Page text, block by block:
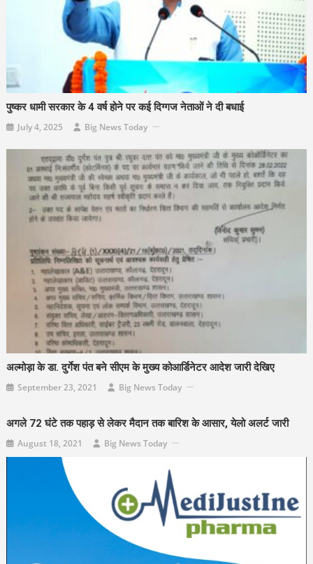
पुष्कर धामी सरकार के 4 वर्ष होने पर कई दिग्गज नेताओं ने दी बधाई
July 4, 2025 Big News Today
अल्मोड़ा के डा. दुर्गेश पंत बने सीएम के मुख्य कोआर्डिनेटर आदेश जारी देखिए
September 23, 2021 Big News Today
अगले 72 घंटे तक पहाड़ से लेकर मैदान तक बारिश के आसार, येलो अलर्ट जारी
August 18, 2021 Big News Today